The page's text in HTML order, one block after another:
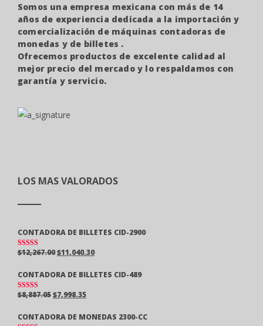
Somos una empresa mexicana con más de 14
años de experiencia dedicada a la importación y
comercialización de máquinas contadoras de
monedas y de billetes .
Ofrecemos productos de excelente calidad al
mejor precio del mercado y lo respaldamos con
garantía y servicio.
LOS MAS VALORADOS
CONTADORA DE BILLETES CID-2900
VALORAD
$12,267.00$11,040.30
CONTADORA DE BILLETES CID-489
VALORAD
$8,887.05$7,998.35
CONTADORA DE MONEDAS 2300-CC